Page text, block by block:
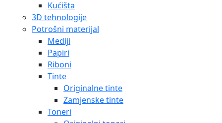
Kućišta
3D tehnologije
Potrošni materijal
Mediji
Papiri
Riboni
Tinte
Originalne tinte
Zamjenske tinte
Toneri